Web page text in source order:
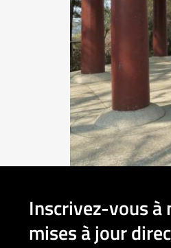
Inscrivez-vous
mises à jour